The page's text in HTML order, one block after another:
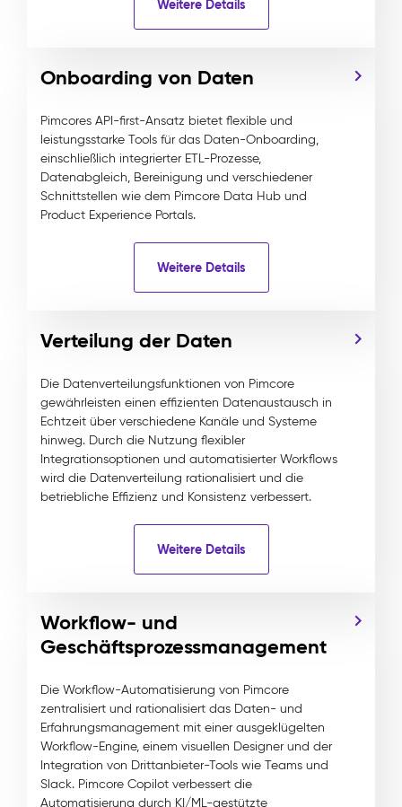
Weitere Details
Onboarding von Daten
Pimcores API-first-Ansatz bietet flexible und
leistungsstarke Tools für das Daten-Onboarding,
einschließlich integrierter ETL-Prozesse,
Datenabgleich, Bereinigung und verschiedener
Schnittstellen wie dem Pimcore Data Hub und
Product Experience Portals.
Weitere Details
Verteilung der Daten
Die Datenverteilungsfunktionen von Pimcore
gewährleisten einen effizienten Datenaustausch in
Echtzeit über verschiedene Kanäle und Systeme
hinweg. Durch die Nutzung flexibler
Integrationsoptionen und automatisierter Workflows
wird die Datenverteilung rationalisiert und die
betriebliche Effizienz und Konsistenz verbessert.
Weitere Details
Workflow- und
Geschäftsprozessmanagement
Die Workflow-Automatisierung von Pimcore
zentralisiert und rationalisiert das Daten- und
Erfahrungsmanagement mit einer ausgeklügelten
Workflow-Engine, einem visuellen Designer und der
Integration von Drittanbieter-Tools wie Teams und
Slack. Pimcore Copilot verbessert die
Automatisierung durch KI/ML-gestützte